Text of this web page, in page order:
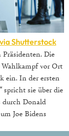
Shutterstock
Die
vor Ort
ein. In der ersten
spricht sie über die
durch Donald
Joe Bidens